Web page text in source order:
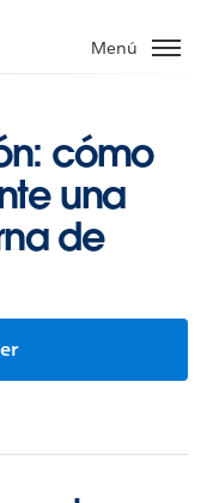
Menú
cómo
una
de